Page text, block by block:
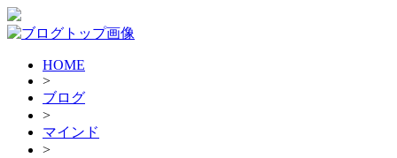
HOME
>
ブログ
>
マインド
>